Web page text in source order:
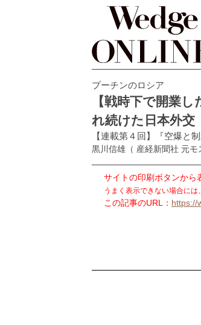
プーチンのロシア
【戦時下で開業
れ続けた日本外交
【連載第４回】『空爆と
黒川信雄 （ 産経新聞社 元モ
サイトの印刷ボタンから
うまく表示できない場合には
この記事のURL： https://